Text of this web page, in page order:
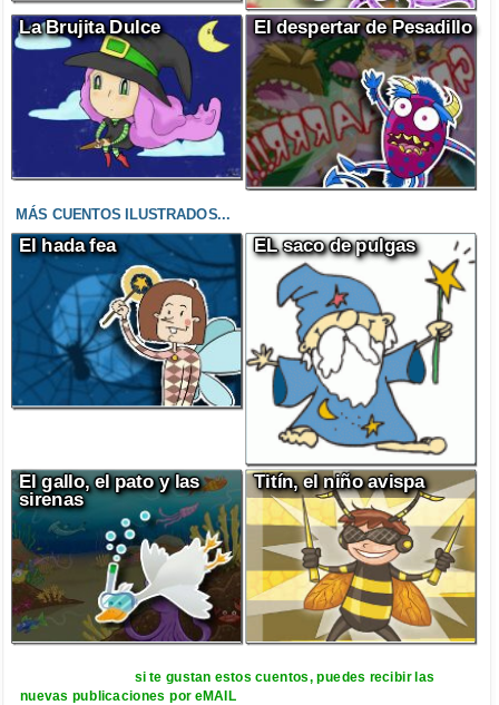
La Brujita Dulce El despertar de Pesadillo
MÁS CUENTOS ILUSTRADOS...
El hada fea EL saco de pulgas
El gallo, el pato y las
sirenas
Titín, el niño avispa
si te gustan estos cuentos, puedes recibir las
nuevas publicaciones por eMAIL